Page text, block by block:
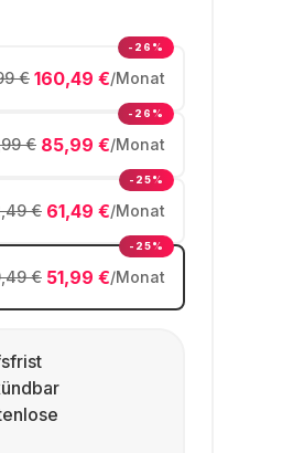
160,49 €/Monat
€
-26%
85,99 €/Monat
€
-26%
61,49 €/Monat
€
-25%
51,99 €/Monat
€
-25%